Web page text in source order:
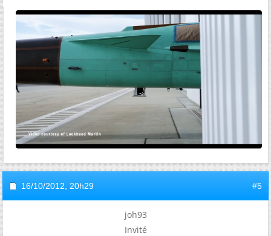
16/10/2012, 20h29 #5
joh93
Invité